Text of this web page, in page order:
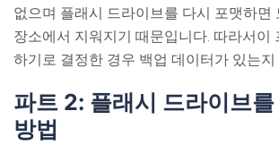
없으며 플래시 드라이브를 다시 포맷하면
장소에서 지워지기 때문입니다. 따라서이
하기로 결정한 경우 백업 데이터가 있는
파트 2: 플래시 드라이브
방법